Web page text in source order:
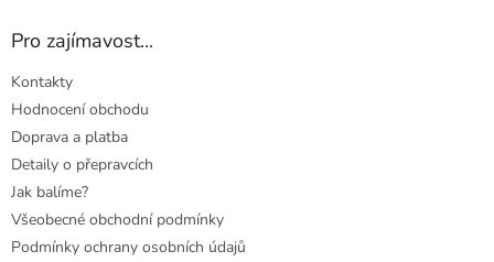
Pro zajímavost...
Kontakty
Hodnocení obchodu
Doprava a platba
Detaily o přepravcích
Jak balíme?
Všeobecné obchodní podmínky
Podmínky ochrany osobních údajů